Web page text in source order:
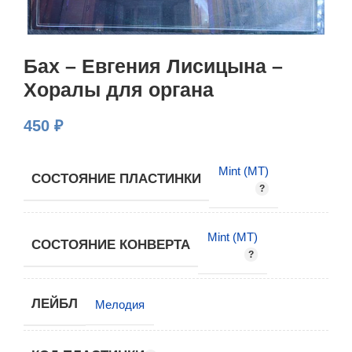
Бах – Евгения Лисицына –
Хоралы для органа
450 ₽
СОСТОЯНИЕ ПЛАСТИНКИ
Mint (MT)
СОСТОЯНИЕ КОНВЕРТА
Mint (MT)
ЛЕЙБЛ Мелодия